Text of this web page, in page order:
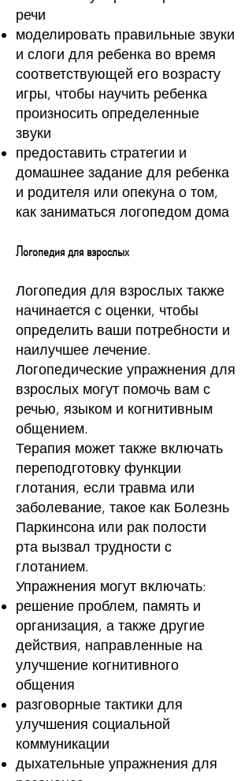
речи
моделировать правильные звуки
и слоги для ребенка во время
соответствующей его возрасту
игры, чтобы научить ребенка
произносить определенные
звуки
предоставить стратегии и
домашнее задание для ребенка
и родителя или опекуна о том,
как заниматься логопедом дома
Логопедия для взрослых
Логопедия для взрослых также
начинается с оценки, чтобы
определить ваши потребности и
наилучшее лечение.
Логопедические упражнения для
взрослых могут помочь вам с
речью, языком и когнитивным
общением.
Терапия может также включать
переподготовку функции
глотания, если травма или
заболевание, такое как Болезнь
Паркинсона или рак полости
рта вызвал трудности с
глотанием.
Упражнения могут включать:
решение проблем, память и
организация, а также другие
действия, направленные на
улучшение когнитивного
общения
разговорные тактики для
улучшения социальной
коммуникации
дыхательные упражнения для